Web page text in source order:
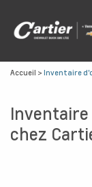
Accueil > Inventaire
Inventaire
chez